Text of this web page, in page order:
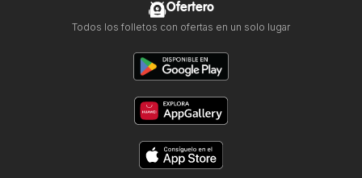
Ofertero
Todos los folletos con ofertas en un solo lugar